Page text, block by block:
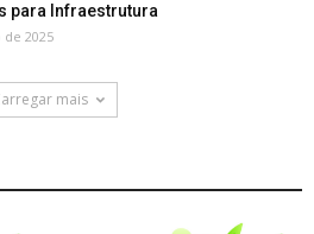
para Infraestrutura
2025
mais